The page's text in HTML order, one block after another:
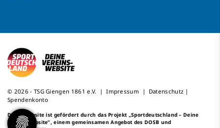
© 2026 - TSG Giengen 1861 e.V. |Impressum | Datenschutz |
Spendenkonto
Diese Website ist gefördert durch das Projekt „Sportdeutschland – Deine
Vereinswebsite”, einem gemeinsamen Angebot des DOSB und